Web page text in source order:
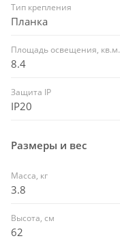
Тип крепления
Планка
Площадь освещения, кв.м.
8.4
Защита IP
IP20
Размеры и вес
Масса, кг
3.8
Высота, см
62